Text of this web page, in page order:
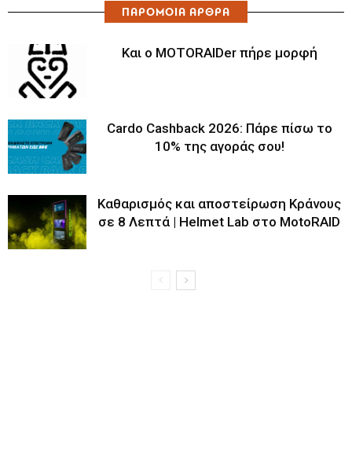
ΠΑΡΟΜΟΙΑ ΑΡΘΡΑ
Και ο MOTORAIDer πήρε μορφή
Cardo Cashback 2026: Πάρε πίσω το
10% της αγοράς σου!
Καθαρισμός και αποστείρωση Κράνους
σε 8 Λεπτά | Helmet Lab στο MotoRAID